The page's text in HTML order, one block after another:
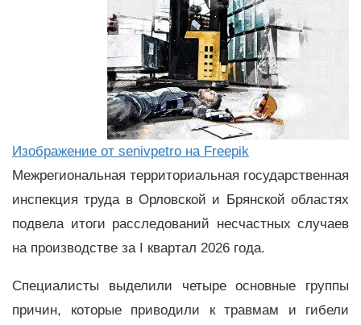
Изображение от senivpetro на Freepik
Межрегиональная территориальная государственная
инспекция труда в Орловской и Брянской областях
подвела итоги расследований несчастных случаев
на производстве за I квартал 2026 года.
Специалисты выделили четыре основные группы
причин, которые приводили к травмам и гибели